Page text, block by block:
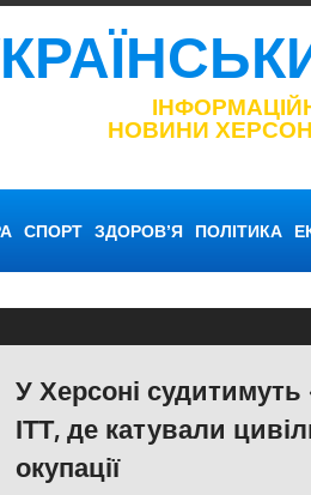
НОВИНИ
СПОРТ ЗДОРОВ’Я ПОЛІТИКА
У Херсоні судитимуть
ІТТ, де катували
окупації